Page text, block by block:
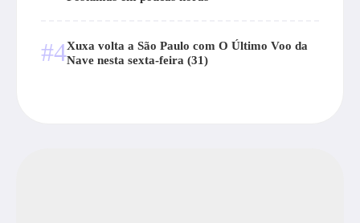
#4Xuxa volta a São Paulo com O Último Voo da
Nave nesta sexta-feira (31)